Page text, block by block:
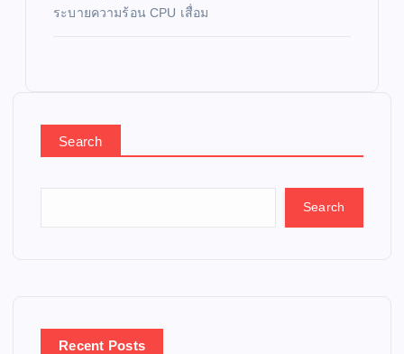
ระบายความร้อน CPU เสื่อม
Search
Search
Recent Posts